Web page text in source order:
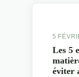
5
Les 5
éviter